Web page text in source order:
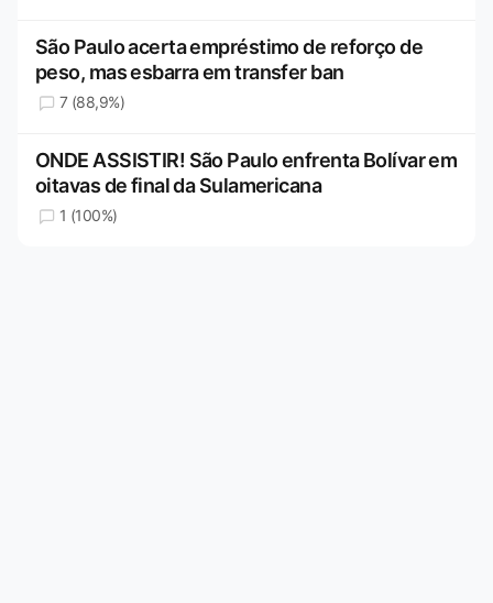
São Paulo acerta empréstimo de reforço de
peso, mas esbarra em transfer ban
7 (88,9%)
ONDE ASSISTIR! São Paulo enfrenta Bolívar em
oitavas de final da Sulamericana
1 (100%)